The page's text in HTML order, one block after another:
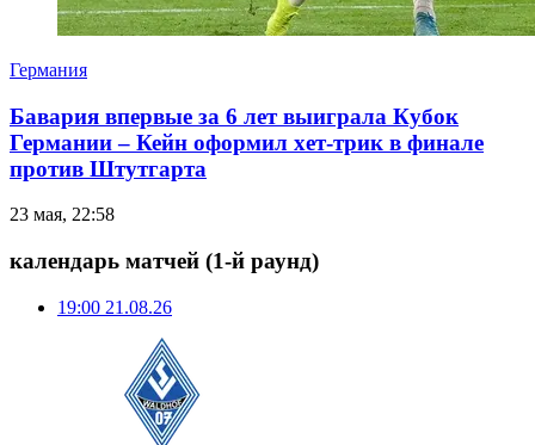
Германия
Бавария впервые за 6 лет выиграла Кубок
Германии – Кейн оформил хет-трик в финале
против Штутгарта
23 мая, 22:58
календарь матчей (1-й раунд)
19:00 21.08.26